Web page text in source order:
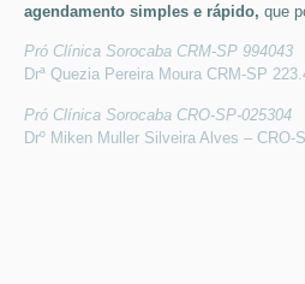
agendamento simples e rápido, que
Pró Clínica Sorocaba CRM-SP 994043
Drª Quezia Pereira Moura CRM-SP
Pró Clínica Sorocaba CRO-SP-025304
Drº Miken Muller Silveira Alves – CRO-